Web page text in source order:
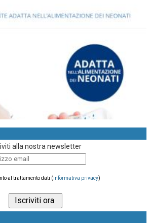
alla nostra newsletter
al trattamento dati (informativa privacy)